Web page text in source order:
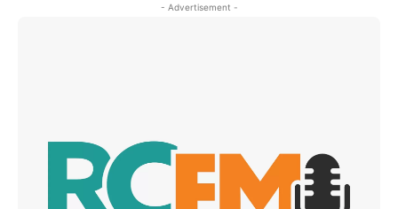
- Advertisement -